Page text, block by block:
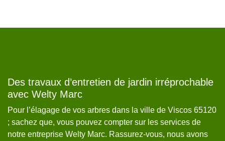
Des travaux d’entretien de jardin irréprochable
avec Welty Marc
Pour l’élagage de vos arbres dans la ville de Viscos 65120
; sachez que, vous pouvez compter sur les services de
notre entreprise Welty Marc. Rassurez-vous, nous avons